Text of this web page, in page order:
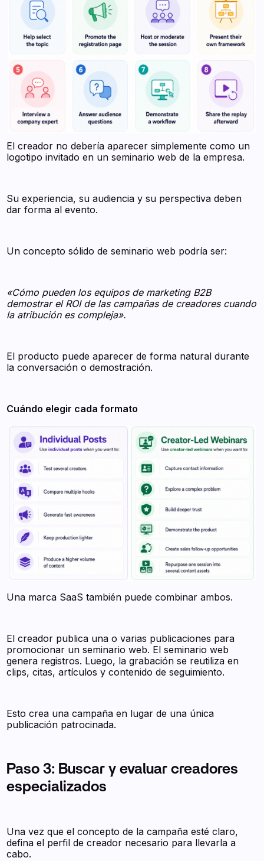
El creador no debería aparecer simplemente como un
logotipo invitado en un seminario web de la empresa.
Su experiencia, su audiencia y su perspectiva deben
dar forma al evento.
Un concepto sólido de seminario web podría ser:
«Cómo pueden los equipos de marketing B2B
demostrar el ROI de las campañas de creadores cuando
la atribución es compleja».
El producto puede aparecer de forma natural durante
la conversación o demostración.
Cuándo elegir cada formato
Una marca SaaS también puede combinar ambos.
El creador publica una o varias publicaciones para
promocionar un seminario web. El seminario web
genera registros. Luego, la grabación se reutiliza en
clips, citas, artículos y contenido de seguimiento.
Esto crea una campaña en lugar de una única
publicación patrocinada.
Paso 3: Buscar y evaluar creadores
especializados
Una vez que el concepto de la campaña esté claro,
defina el perfil de creador necesario para llevarla a
cabo.